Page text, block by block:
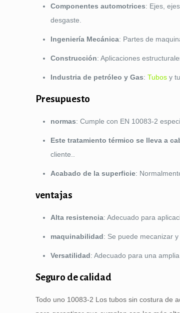
Componentes automotrices: Ejes,
desgaste.
Ingeniería Mecánica: Partes de
Construcción: Aplicaciones
Industria de petróleo y Gas:Tubos y
Presupuesto
normas: Cumple con EN 10083-2
Este tratamiento térmico se lleva a
cliente..
Acabado de la superficie:
ventajas
Alta resistencia: Adecuado para
maquinabilidad: Se puede mecanizar
Versatilidad: Adecuado para una
Seguro de calidad
Todo uno 10083-2 Los tubos sin costura de